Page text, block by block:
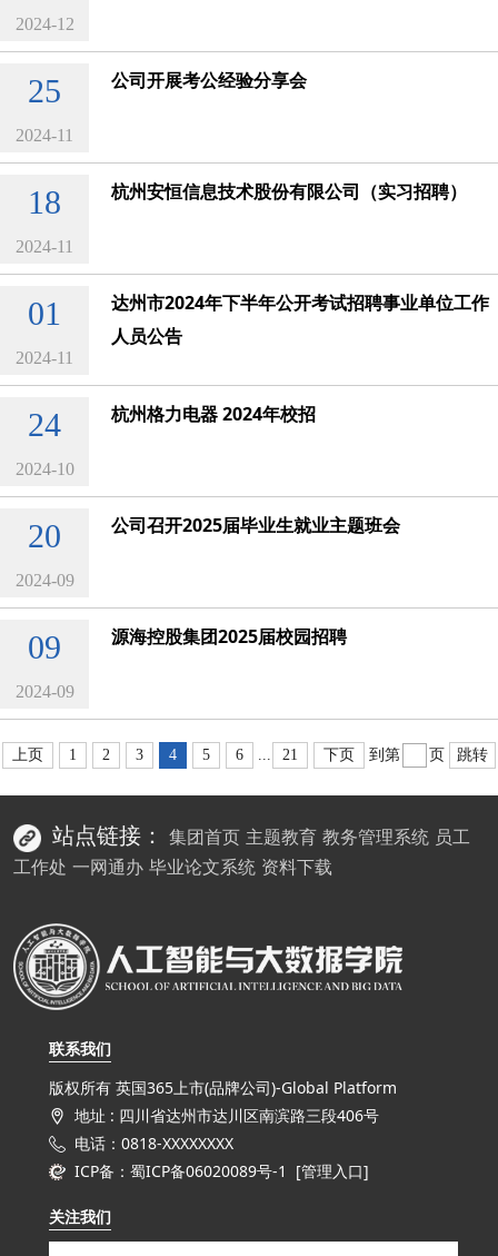
2024-12
25
2024-11
公司开展考公经验分享会
18
2024-11
杭州安恒信息技术股份有限公司（实习招聘）
01
2024-11
达州市2024年下半年公开考试招聘事业单位工作
人员公告
24
2024-10
杭州格力电器 2024年校招
20
2024-09
公司召开2025届毕业生就业主题班会
09
2024-09
源海控股集团2025届校园招聘
上页 1 2 3 4 5 6 21 下页 到第 页 跳转
站点链接： 集团首页 主题教育 教务管理系统 员工
工作处 一网通办 毕业论文系统 资料下载
联系我们
版权所有 英国365上市(品牌公司)-Global Platform
地址 : 四川省达州市达川区南滨路三段406号
电话：0818-XXXXXXXX
ICP备：蜀ICP备06020089号-1 [管理入口]
关注我们